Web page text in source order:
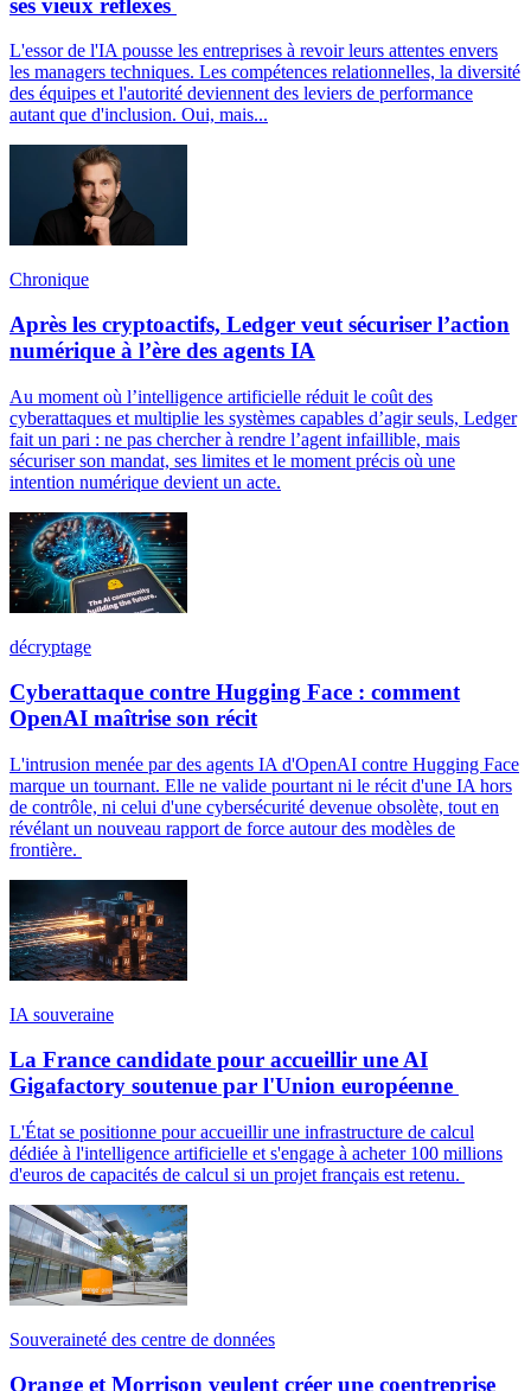
L'essor de l'IA pousse les entreprises à revoir leurs attentes envers
les managers techniques. Les compétences relationnelles, la diversité
des équipes et l'autorité deviennent des leviers de performance
autant que d'inclusion. Oui, mais...
Chronique
Après les cryptoactifs, Ledger veut sécuriser l’action
numérique à l’ère des agents IA
Au moment où l’intelligence artificielle réduit le coût des
cyberattaques et multiplie les systèmes capables d’agir seuls, Ledger
fait un pari : ne pas chercher à rendre l’agent infaillible, mais
sécuriser son mandat, ses limites et le moment précis où une
intention numérique devient un acte.
décryptage
Cyberattaque contre Hugging Face : comment
OpenAI maîtrise son récit
L'intrusion menée par des agents IA d'OpenAI contre Hugging Face
marque un tournant. Elle ne valide pourtant ni le récit d'une IA hors
de contrôle, ni celui d'une cybersécurité devenue obsolète, tout en
révélant un nouveau rapport de force autour des modèles de
frontière.
IA souveraine
La France candidate pour accueillir une AI
Gigafactory soutenue par l'Union européenne
L'État se positionne pour accueillir une infrastructure de calcul
dédiée à l'intelligence artificielle et s'engage à acheter 100 millions
d'euros de capacités de calcul si un projet français est retenu.
Souveraineté des centre de données
Orange et Morrison veulent créer une coentreprise